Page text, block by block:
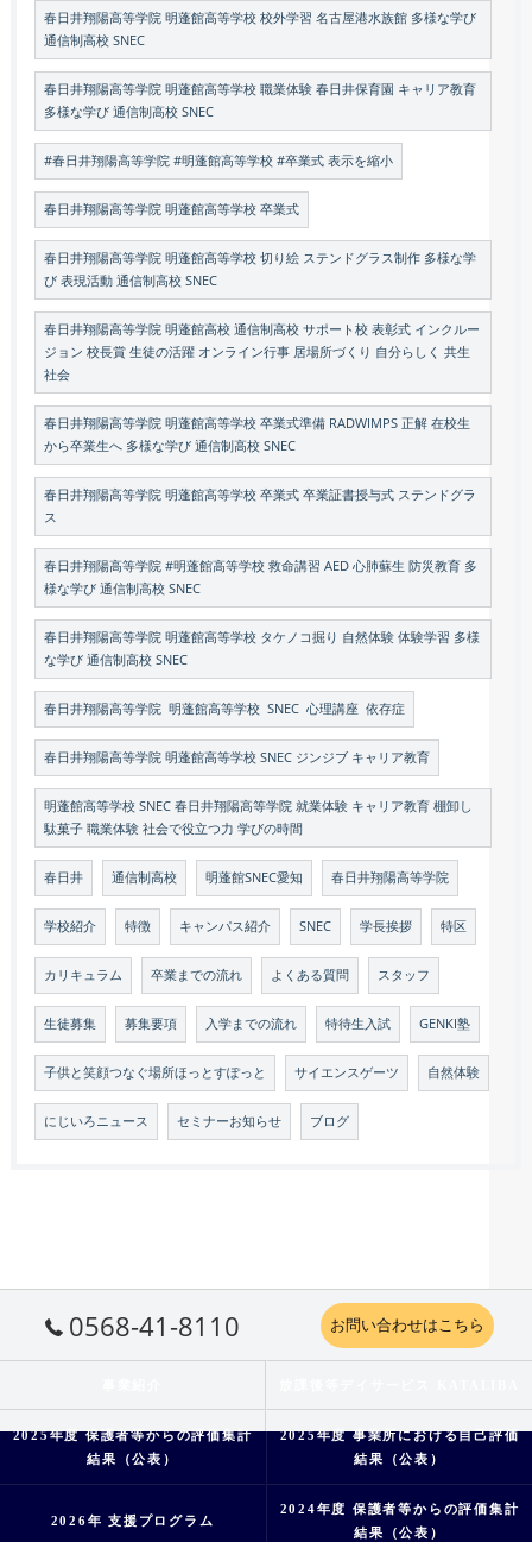
春日井翔陽高等学院 明蓬館高等学校 校外学習 名古屋港水族館 多様な学び
通信制高校 SNEC
春日井翔陽高等学院 明蓬館高等学校 職業体験 春日井保育園 キャリア教育
多様な学び 通信制高校 SNEC
#春日井翔陽高等学院 #明蓬館高等学校 #卒業式 表示を縮小
春日井翔陽高等学院 明蓬館高等学校 卒業式
春日井翔陽高等学院 明蓬館高等学校 切り絵 ステンドグラス制作 多様な学
び 表現活動 通信制高校 SNEC
春日井翔陽高等学院 明蓬館高校 通信制高校 サポート校 表彰式 インクルー
ジョン 校長賞 生徒の活躍 オンライン行事 居場所づくり 自分らしく 共生
社会
春日井翔陽高等学院 明蓬館高等学校 卒業式準備 RADWIMPS 正解 在校生
から卒業生へ 多様な学び 通信制高校 SNEC
春日井翔陽高等学院 明蓬館高等学校 卒業式 卒業証書授与式 ステンドグラ
ス
春日井翔陽高等学院 #明蓬館高等学校 救命講習 AED 心肺蘇生 防災教育 多
様な学び 通信制高校 SNEC
春日井翔陽高等学院 明蓬館高等学校 タケノコ掘り 自然体験 体験学習 多様
な学び 通信制高校 SNEC
春日井翔陽高等学院 明蓬館高等学校 SNEC 心理講座 依存症
春日井翔陽高等学院 明蓬館高等学校 SNEC ジンジブ キャリア教育
明蓬館高等学校 SNEC 春日井翔陽高等学院 就業体験 キャリア教育 棚卸し
駄菓子 職業体験 社会で役立つ力 学びの時間
春日井 通信制高校 明蓬館SNEC愛知 春日井翔陽高等学院
学校紹介 特徴 キャンパス紹介 SNEC 学長挨拶 特区
カリキュラム 卒業までの流れ よくある質問 スタッフ
生徒募集 募集要項 入学までの流れ 特待生入試 GENKI塾
子供と笑顔つなぐ場所ほっとすぽっと サイエンスゲーツ 自然体験
にじいろニュース セミナーお知らせ ブログ
0568-41-8110 お問い合わせはこちら
2025年度 保護者等からの評価集計
結果（公表）
2025年度 事業所における自己評価
結果（公表）
2026年 支援プログラム
2024年度 保護者等からの評価集計
結果（公表）